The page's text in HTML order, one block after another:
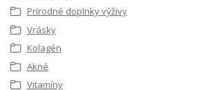
Prírodné doplnky výživy
Vrásky
Kolagén
Akné
Vitamíny